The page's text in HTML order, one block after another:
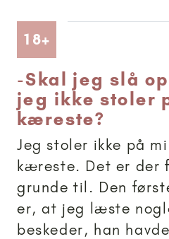
18+ Artikler
-Skal jeg slå
jeg ikke stoler
kæreste?
Jeg stoler ikke på
kæreste. Det er der
grunde til. Den
er, at jeg læste
beskeder, han